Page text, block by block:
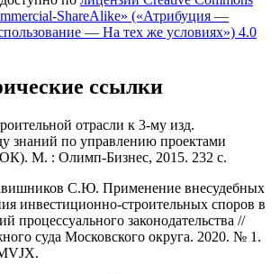
ShareAlike» («Атрибуция —
— На тех же условиях») 4.0
ссылки
отрасли к 3-му изд.
знаний по управлению проектами
М. : Олимп-Бизнес, 2015. 232 с.
С.Ю. Применение внесудебных
инвестиционно-строительных споров в
процессуального законодательства //
суда Московского округа. 2020. № 1.